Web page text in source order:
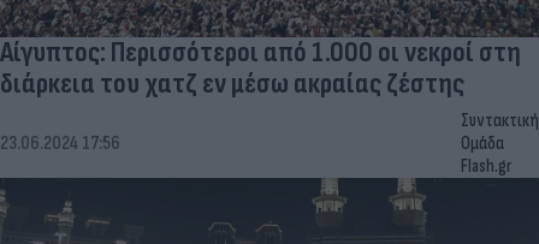
Αίγυπτος: Περισσότεροι από 1.000 οι νεκροί στη
διάρκεια του χατζ εν μέσω ακραίας ζέστης
23.06.2024 17:56
Συντακτική
Ομάδα
Flash.gr